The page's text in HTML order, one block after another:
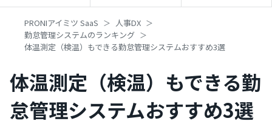
PRONIアイミツ SaaS
人事DX
勤怠管理システムのランキング
体温測定（検温）もできる勤怠管理システムおすすめ3選
体温測定（検温）もできる勤
怠管理システムおすすめ3選